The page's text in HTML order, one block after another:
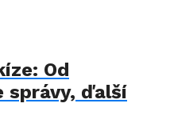
Od
správy, ďalší